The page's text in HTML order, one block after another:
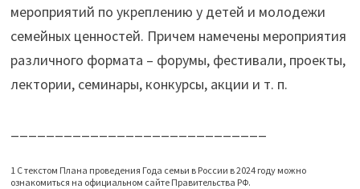
мероприятий по укреплению у детей и молодежи
семейных ценностей. Причем намечены мероприятия
различного формата – форумы, фестивали, проекты,
лектории, семинары, конкурсы, акции и т. п.
1 С текстом Плана проведения Года семьи в России в 2024 году можно
ознакомиться на официальном сайте Правительства РФ.